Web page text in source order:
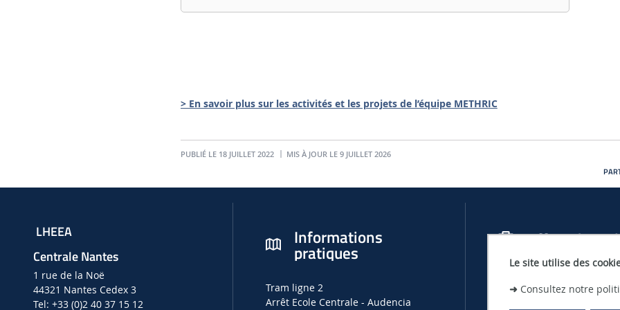
Le site utilise des
➜ Consultez notre
> En savoir plus sur les activités et les projets de l’équipe METHRIC
PUBLIÉ LE 18 JUILLET 2022 MIS À JOUR LE 9 JUILLET 2026
LHEEA
Centrale Nantes
1 rue de la Noë
44321 Nantes Cedex 3
Tel: +33 (0)2 40 37 15 12
Informations
pratiques
Tram ligne 2
Arrêt Ecole Centrale - Audencia
Offres
LHEEA
OFFRES D'EMPLOI À CENTRALE